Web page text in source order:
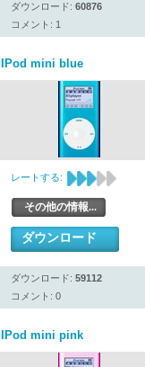
ダウンロード: 60876
コメント: 1
IPod mini blue
レートする:
その他の情報...
ダウンロード
ダウンロード: 59112
コメント: 0
IPod mini pink